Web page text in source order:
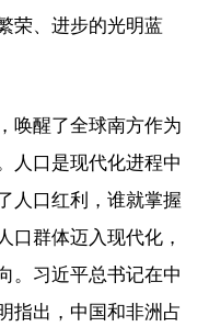
荣、进步的光明蓝
唤醒了全球南方作为
人口是现代化进程中
人口红利，谁就掌握
口群体迈入现代化，
。习近平总书记在中
指出，中国和非洲占